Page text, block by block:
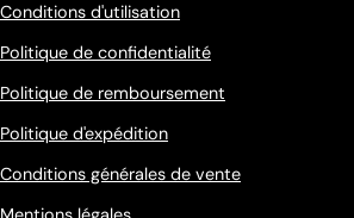
Conditions d'utilisation
Politique de confidentialité
Politique de remboursement
Politique d'expédition
Conditions générales de vente